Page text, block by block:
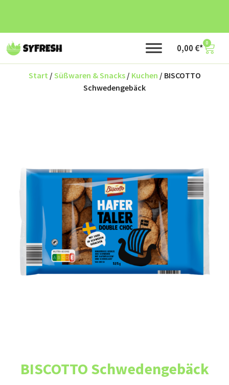
0,00 € 0
Start / Süßwaren & Snacks/ Kuchen / BISCOTTO
Schwedengebäck
BISCOTTO Schwedengebäck